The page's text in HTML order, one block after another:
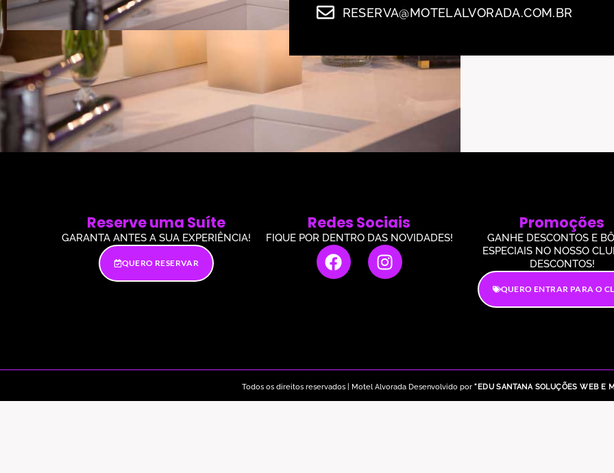
RESERVA@MOTELALVORADA.COM.BR
Reserve uma Suíte
GARANTA ANTES A SUA EXPERIÊNCIA!
QUERO RESERVAR
Redes Sociais
FIQUE POR DENTRO DAS NOVIDADES!
Promoções
GANHE DESCONTOS E
ESPECIAIS NO NOSSO
DESCONTOS!
QUERO ENTRAR PARA O
Todos os direitos reservados | Motel Alvorada Desenvolvido por"EDU SANTANA SOLUÇÕES WEB E